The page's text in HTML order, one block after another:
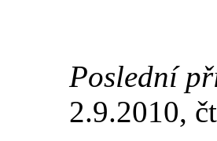
Poslední
2.9.2010,